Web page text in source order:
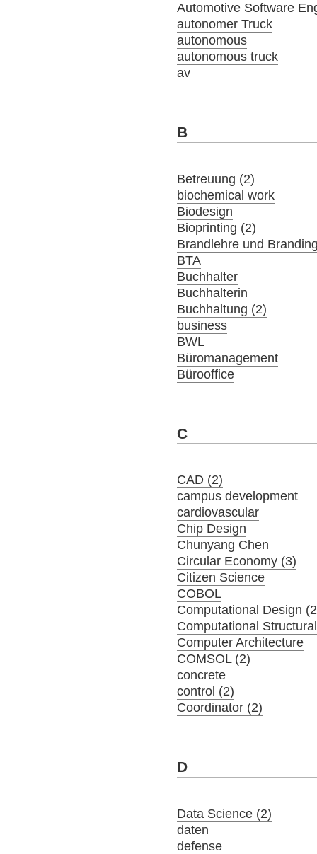
Automotive Software
autonomer Truck
autonomous
autonomous truck
av
B
Betreuung (2)
biochemical work
Biodesign
Bioprinting (2)
Brandlehre und
BTA
Buchhalter
Buchhalterin
Buchhaltung (2)
business
BWL
Büromanagement
Bürooffice
C
CAD (2)
campus development
cardiovascular
Chip Design
Chunyang Chen
Circular Economy (3)
Citizen Science
COBOL
Computational Design
Computational
Computer Architecture
COMSOL (2)
concrete
control (2)
Coordinator (2)
D
Data Science (2)
daten
defense